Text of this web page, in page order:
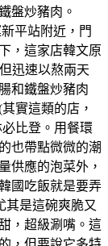
盤炒豬肉。
平站附近，門
，這家店韓文原
迅速以熬兩天
和鐵盤炒豬肉
實這類的店，
比登。用餐環
也帶點微微的潮
供應的泡菜外，
國吃飯就是要弄
其是這碗爽脆又
，超級涮嘴。這